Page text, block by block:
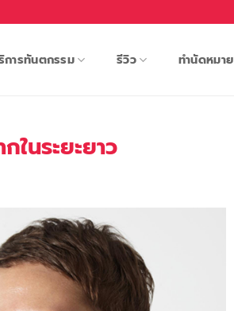
การทันตกรรม รีวิว ทำนัดหมาย
นระยะยาว